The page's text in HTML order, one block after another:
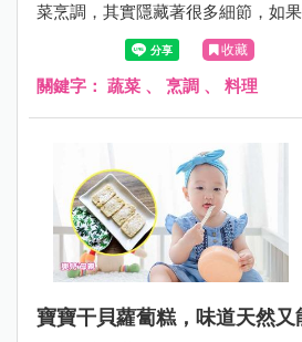
菜烹調，其實隱藏著很多細節，如
農藥吃下肚，甚至營養素流失過多！
收藏
關鍵字： 蔬菜 、 烹調 、 料理
寶寶干貝蘿蔔糕，味道天然又